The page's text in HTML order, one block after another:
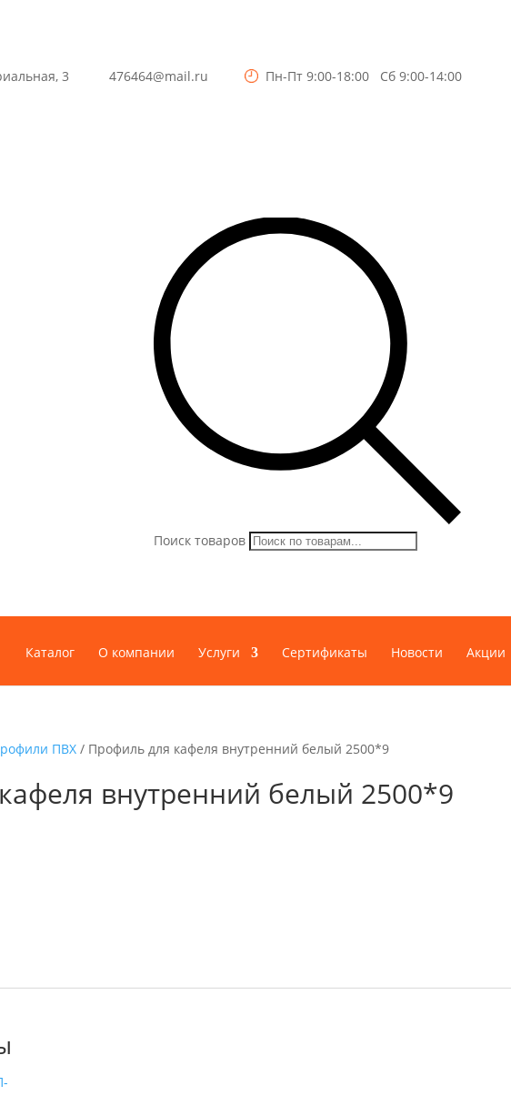
3 476464@mail.ru Пн-Пт 9:00-18:00 Сб 9:00-14:00
Поиск товаров
Каталог О компании Услуги Сертификаты Новости Акции
ПВХ / Профиль для кафеля внутренний белый 2500*9
внутренний белый 2500*9